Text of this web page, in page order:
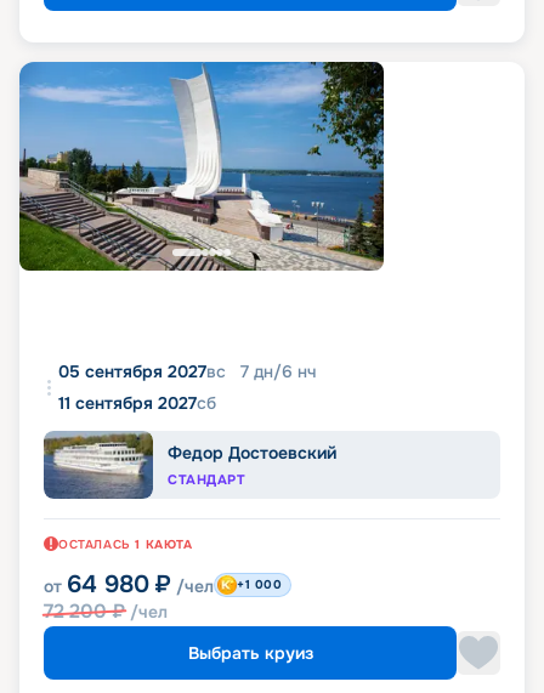
05 сентября 2027вс 7 дн/6 нч
11 сентября 2027сб
Федор Достоевский
СТАНДАРТ
ОСТАЛАСЬ 1 КАЮТА
от 64 980 ₽ /чел
72 200₽ /чел
+1 000
Выбрать круиз